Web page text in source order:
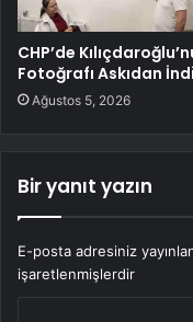
CHP’de
Fotoğrafı Askıdan
Ağustos 5, 2026
Bir yanıt yazın
E-posta adresiniz
işaretlenmişlerdir